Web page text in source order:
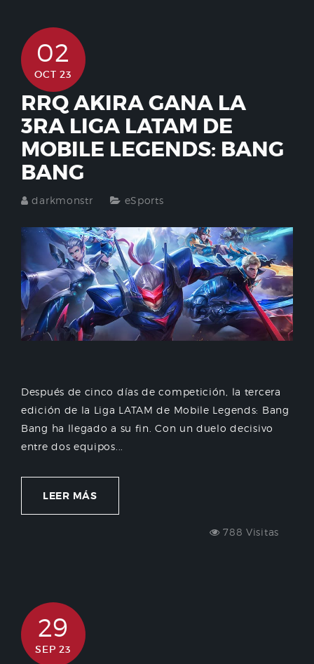
02
OCT 23
RRQ AKIRA GANA LA
3RA LIGA LATAM DE
MOBILE LEGENDS: BANG
BANG
darkmonstr eSports
Después de cinco días de competición, la tercera
edición de la Liga LATAM de Mobile Legends: Bang
Bang ha llegado a su fin. Con un duelo decisivo
entre dos equipos...
LEER MÁS
788 Visitas
29
SEP 23